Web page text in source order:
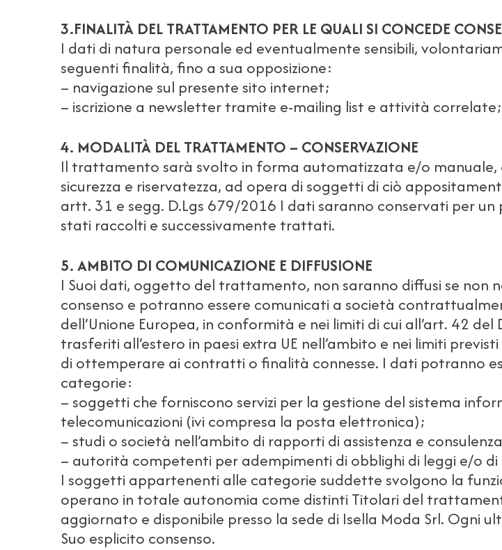
3.FINALITÀ DEL TRATTAMENTO PER LE QUALI SI CONCEDE
I dati di natura personale ed eventualmente sensibili,
seguenti finalità, fino a sua opposizione:
– navigazione sul presente sito internet;
– iscrizione a newsletter tramite e-mailing list e attività correlate;
4. MODALITÀ DEL TRATTAMENTO – CONSERVAZIONE
Il trattamento sarà svolto in forma automatizzata e/o
sicurezza e riservatezza, ad opera di soggetti di ciò
artt. 31 e segg. D.Lgs 679/2016 I dati saranno conservati per
stati raccolti e successivamente trattati.
5. AMBITO DI COMUNICAZIONE E DIFFUSIONE
I Suoi dati, oggetto del trattamento, non saranno diffusi se non
consenso e potranno essere comunicati a società
dell’Unione Europea, in conformità e nei limiti di cui all’art. 42
trasferiti all’estero in paesi extra UE nell’ambito e nei limiti
di ottemperare ai contratti o finalità connesse. I dati potranno
categorie:
– soggetti che forniscono servizi per la gestione del sistema
telecomunicazioni (ivi compresa la posta elettronica);
– studi o società nell’ambito di rapporti di assistenza e
– autorità competenti per adempimenti di obblighi di leggi e/o di
I soggetti appartenenti alle categorie suddette svolgono la
operano in totale autonomia come distinti Titolari del
aggiornato e disponibile presso la sede di Isella Moda Srl. Ogni
Suo esplicito consenso.